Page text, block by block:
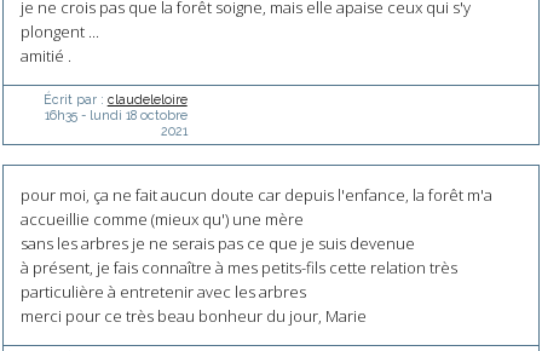
je ne crois pas que la forêt soigne, mais elle apaise ceux qui s'y
plongent ...
amitié .
Écrit par : claudeleloire
16h35- lundi 18 octobre
2021
pour moi, ça ne fait aucun doute car depuis l'enfance, la forêt m'a
accueillie comme (mieux qu') une mère
sans les arbres je ne serais pas ce que je suis devenue
à présent, je fais connaître à mes petits-fils cette relation très
particulière à entretenir avec les arbres
merci pour ce très beau bonheur du jour, Marie